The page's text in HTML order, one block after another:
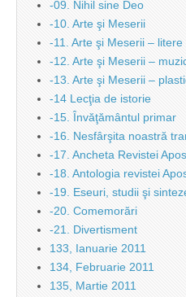
-09. Nihil sine Deo
-10. Arte şi Meserii
-11. Arte şi Meserii – litere
-12. Arte şi Meserii –
-13. Arte şi Meserii –
-14 Lecţia de istorie
-15. Învăţământul primar
-16. Nesfârşita noastră
-17. Ancheta Revistei
-18. Antologia revistei
-19. Eseuri, studii şi
-20. Comemorări
-21. Divertisment
133, Ianuarie 2011
134, Februarie 2011
135, Martie 2011